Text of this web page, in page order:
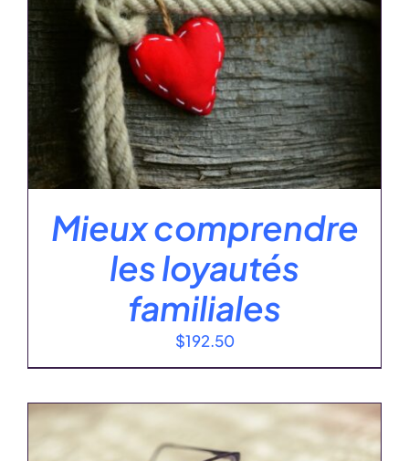
Mieux comprendre
les loyautés
familiales
$192.50